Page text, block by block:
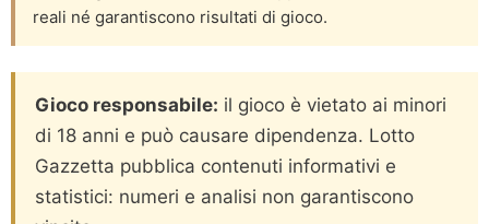
reali né garantiscono risultati di gioco.
Gioco responsabile: il gioco è vietato ai minori
di 18 anni e può causare dipendenza. Lotto
Gazzetta pubblica contenuti informativi e
statistici: numeri e analisi non garantiscono